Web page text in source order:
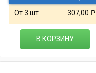
От 3 шт 307,00 Р
В КОРЗИНУ